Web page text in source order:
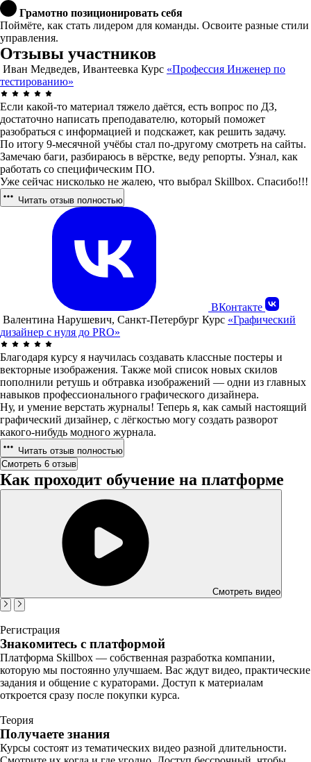
Грамотно позиционировать себя
Поймёте, как стать лидером для команды. Освоите разные стили
управления.
Отзывы участников
Иван Медведев, Ивантеевка Курс «Профессия Инженер по
тестированию»
Если какой-то материал тяжело даётся, есть вопрос по ДЗ,
достаточно написать преподавателю, который поможет
разобраться с информацией и подскажет, как решить задачу.
По итогу 9-месячной учёбы стал по-другому смотреть на сайты.
Замечаю баги, разбираюсь в вёрстке, веду репорты. Узнал, как
работать со специфическим ПО.
Уже сейчас нисколько не жалею, что выбрал Skillbox. Спасибо!!!
Читать отзыв полностью
ВКонтакте
Валентина Нарушевич, Санкт-Петербург Курс «Графический
дизайнер с нуля до PRO»
Благодаря курсу я научилась создавать классные постеры и
векторные изображения. Также мой список новых скилов
пополнили ретушь и обтравка изображений — одни из главных
навыков профессионального графического дизайнера.
Ну, и умение верстать журналы! Теперь я, как самый настоящий
графический дизайнер, с лёгкостью могу создать разворот
какого-нибудь модного журнала.
Читать отзыв полностью
Смотреть 6 отзыв
Как проходит обучение на платформе
Смотреть видео
Регистрация
Знакомитесь с платформой
Платформа Skillbox — собственная разработка компании,
которую мы постоянно улучшаем. Вас ждут видео, практические
задания и общение с кураторами. Доступ к материалам
откроется сразу после покупки курса.
Теория
Получаете знания
Курсы состоят из тематических видео разной длительности.